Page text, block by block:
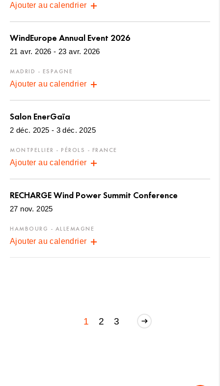
Ajouter au calendrier
WindEurope Annual Event 2026
21 avr. 2026 - 23 avr. 2026
MADRID - ESPAGNE
Ajouter au calendrier
Salon EnerGaïa
2 déc. 2025 - 3 déc. 2025
MONTPELLIER - PÉROLS - FRANCE
Ajouter au calendrier
RECHARGE Wind Power Summit Conference
27 nov. 2025
HAMBOURG - ALLEMAGNE
Ajouter au calendrier
1 2 3